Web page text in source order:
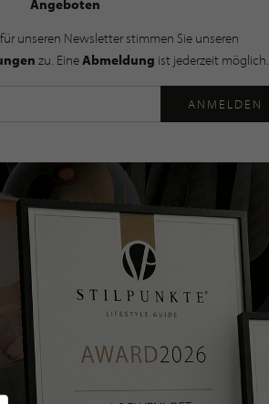
Angeboten
unseren Newsletter stimmen Sie unseren
zu. EineAbmeldung ist jederzeit möglich.
ANMELDEN